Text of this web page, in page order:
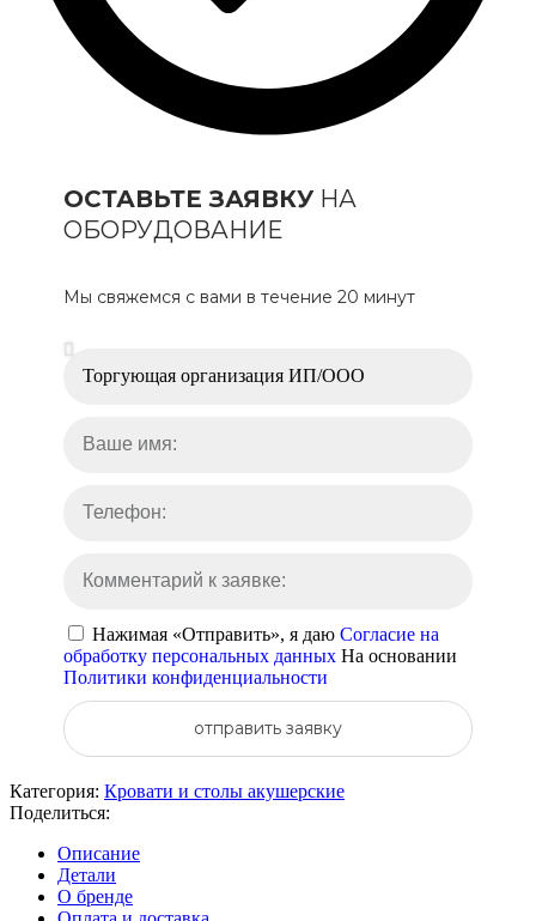
ОСТАВЬТЕ ЗАЯВКУНА
ОБОРУДОВАНИЕ
Мы свяжемся с вами в течение 20 минут
Нажимая «Отправить», я даю Согласие на
обработку персональных данных На основании
Политики конфиденциальности
отправить заявку
Категория: Кровати и столы акушерские
Поделиться:
Описание
Детали
О бренде